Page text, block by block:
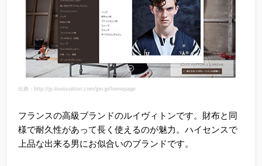
出典：http://jp.louisvuitton.com/jpn-jp/homepage
フランスの高級ブランドのルイヴィトンです。財布と同
様で耐久性があって長く使えるのが魅力。ハイセンスで
上品な出来る男にお似合いのブランドです。